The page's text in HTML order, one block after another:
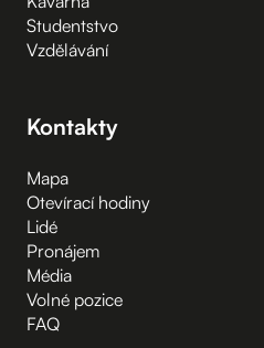
Studentstvo
Vzdělávání
Kontakty
Mapa
Otevírací hodiny
Lidé
Pronájem
Média
Volné pozice
FAQ